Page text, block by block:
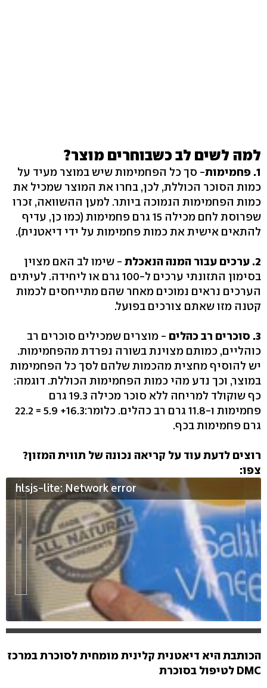
למה לשים לב כשבוחרים מוצר?
1. פחמימות
- סך כל הפחמימות שיש במוצר מעיד על
כמות הסוכר הכוללת, לכן, בחרו את המוצר שמכיל את
כמות הפחמימות הנמוכה ביותר. למען ההשוואה, זכרו
שפרוסת לחם מכילה 15 גרם פחמימות (כמו כן, עדיף
להתאים אישית את כמות פחמימות על ידי דיאטנית).
2. ערכים עבור המנה הנאכלת
- שימו לב האם מצוין
בסימון התזונתי ערכים ל-100 גרם או ליחידה. לעיתים
הערכים נראים נמוכים מאחר שהם מתייחסים לכמות
קטנה מזו שאתם צורכים בפועל.
3. סוכרים רב כהלים
- מוצרים שמכילים סוכרים רב
כוהליים, כמותם מצוינת בשורה נפרדת מהפחמימות.
יש להוסיף מחצית מהכמות שלהם לסך כל הפחמימות
במוצר, וכך נדע מהי כמות הפחמימות הכוללת. דוגמה:
כף שוקולד למריחה ללא סוכר מכילה 19.3 גרם
פחמימות ו-11.8 גרם רב כהלים. כלומר:16.3+ 5.9 = 22.2
גרם פחמימות בכף.
רוצים לדעת עוד על קריאה נכונה של תווית המזון?
צפו:
hlsjs-lite: Network error
הכותבת היא דיאטנית קלינית מומחית לסוכרת במרכז
DMC לטיפול בסוכרת